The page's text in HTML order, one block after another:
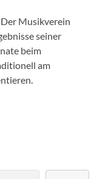
Musikverein
seiner
beim
am